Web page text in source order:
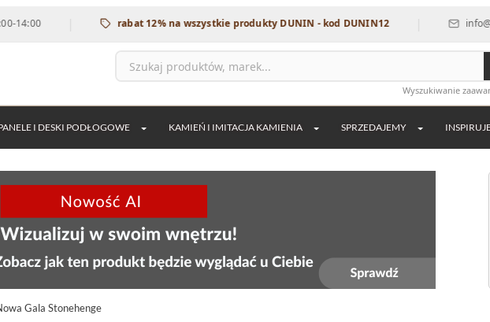
| rabat 12% na wszystkie produkty DUNIN - kod DUNIN12 | info@dekordia.pl
Wyszukiwanie
I DESKI PODŁOGOWE KAMIEŃ I IMITACJA KAMIENIA SPRZEDAJEMY
Gala Stonehenge